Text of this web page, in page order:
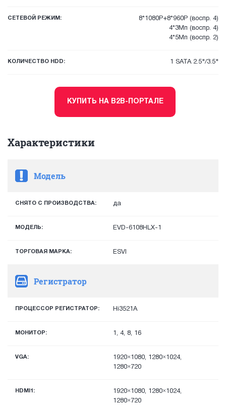
СЕТЕВОЙ РЕЖИМ:
8*1080P+8*960P (воспр. 4)
4*3Mп (воспр. 4)
4*5Mп (воспр. 2)
КОЛИЧЕСТВО HDD: 1 SATA 2.5"/3.5"
КУПИТЬ НА B2B-ПОРТАЛЕ
Характеристики
Модель
СНЯТО С ПРОИЗВОДСТВА: да
МОДЕЛЬ: EVD-6108HLX-1
ТОРГОВАЯ МАРКА: ESVI
Регистратор
ПРОЦЕССОР РЕГИСТРАТОР: Hi3521A
МОНИТОР: 1, 4, 8, 16
VGA:
1920×1080, 1280×1024,
1280×720
HDMI1:
1920×1080, 1280×1024,
1280×720